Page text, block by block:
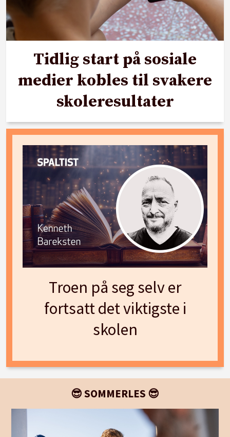
Tidlig start på sosiale
medier kobles til svakere
skoleresultater
Troen på seg selv er
fortsatt det viktigste i
skolen
😎 SOMMERLES 😎